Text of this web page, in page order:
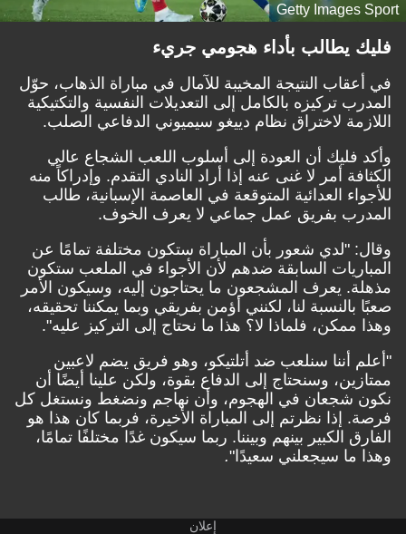
Getty Images Sport
فليك يطالب بأداء هجومي جريء
في أعقاب النتيجة المخيبة للآمال في مباراة الذهاب، حوّل
المدرب تركيزه بالكامل إلى التعديلات النفسية والتكتيكية
اللازمة لاختراق نظام دييغو سيميوني الدفاعي الصلب.
وأكد فليك أن العودة إلى أسلوب اللعب الشجاع عالي
الكثافة أمر لا غنى عنه إذا أراد النادي التقدم. وإدراكاً منه
للأجواء العدائية المتوقعة في العاصمة الإسبانية، طالب
المدرب بفريق عمل جماعي لا يعرف الخوف.
وقال: "لدي شعور بأن المباراة ستكون مختلفة تمامًا عن
المباريات السابقة ضدهم لأن الأجواء في الملعب ستكون
مذهلة. يعرف المشجعون ما يحتاجون إليه، وسيكون الأمر
صعبًا بالنسبة لنا، لكنني أؤمن بفريقي وبما يمكننا تحقيقه،
وهذا ممكن، فلماذا لا؟ هذا ما نحتاج إلى التركيز عليه".
"أعلم أننا سنلعب ضد أتلتيكو، وهو فريق يضم لاعبين
ممتازين، وسنحتاج إلى الدفاع بقوة، ولكن علينا أيضًا أن
نكون شجعان في الهجوم، وأن نهاجم ونضغط ونستغل كل
فرصة. إذا نظرتم إلى المباراة الأخيرة، فربما كان هذا هو
الفارق الكبير بينهم وبيننا. ربما سيكون غدًا مختلفًا تمامًا،
وهذا ما سيجعلني سعيدًا".